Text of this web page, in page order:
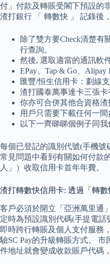
付」付款及轉賬受閣下預設的
渣打銀行 「 轉數快 」 記錄後
除了雙方要Check清楚有
行查詢。
然後, 選取適當的通訊軟
EPay、Tap & Go、
匯豐/恒生信用卡：劃線
渣打國泰萬事達卡三張卡
你亦可合併其他合資格渣
用戶只需要下載任何一
以下一齊睇睇個例子同
每個已登記的識別代號(手機
常見問題中看到有關如何付款
人」）收取信用卡首年年費。
渣打轉數快信用卡: 透過「轉
客戶必須於開立「亞洲萬里通
定時為預設識別代碼(手提電
即時跨行轉賬及個人支付服務
驗SC Pay的升級轉賬方式。
件地址就會變成收款賬戶代碼